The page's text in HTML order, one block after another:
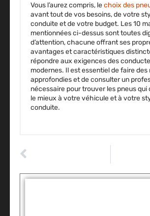
Vous l’aurez compris, lechoix des
avant tout de vos besoins, de votre
conduite et de votre budget. Les 10
mentionnées ci-dessus sont toutes
d’attention, chacune offrant ses
avantages et caractéristiques
répondre aux exigences des
modernes. Il est essentiel de faire
approfondies et de consulter un
nécessaire pour trouver les pneus
le mieux à votre véhicule et à votre
conduite.